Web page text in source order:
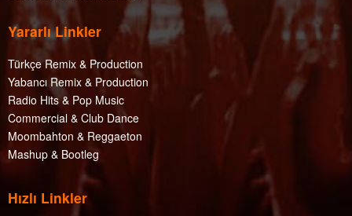
Yararlı Linkler
Türkçe Remix & Production
Yabancı Remix & Production
Radio Hits & Pop Music
Commercial & Club Dance
Moombahton & Reggaeton
Mashup & Bootleg
Hızlı Linkler